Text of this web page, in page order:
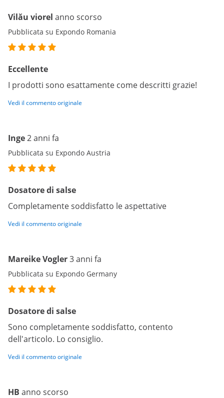
Vilău viorel anno scorso
Pubblicata su Expondo Romania
Eccellente
I prodotti sono esattamente come descritti grazie!
Vedi il commento originale
Inge2 anni fa
Pubblicata su Expondo Austria
Dosatore di salse
Completamente soddisfatto le aspettative
Vedi il commento originale
Mareike Vogler3 anni fa
Pubblicata su Expondo Germany
Dosatore di salse
Sono completamente soddisfatto, contento
dell'articolo. Lo consiglio.
Vedi il commento originale
HB anno scorso